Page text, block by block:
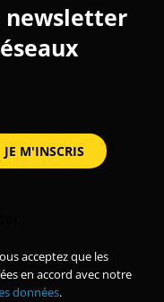
newsletter
acceptez que les
en accord avec notre
données.